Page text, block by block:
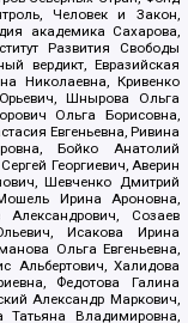
Человек и Закон,
академика Сахарова,
Развития Свободы
вердикт, Евразийская
Николаевна, Кривенко
Шнырова Ольга
Ольга Борисовна,
Евгеньевна, Ривина
Бойко Анатолий
Георгиевич, Аверин
Шевченко Дмитрий
Ирина Ароновна,
Созаев
Исакова Ирина
Ольга Евгеньевна,
Альбертович, Халидова
Федотова Галина
Александр Маркович,
Татьяна Владимировна,